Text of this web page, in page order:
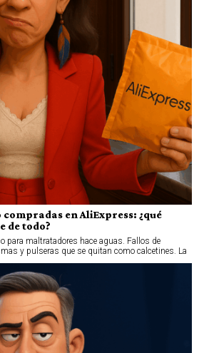
en AliExpress: ¿qué
de todo?
para maltratadores hace aguas. Fallos de
y pulseras que se quitan como calcetines. La